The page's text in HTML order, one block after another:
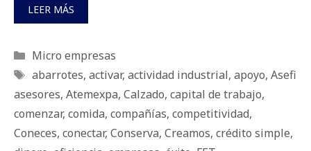
LEER MÁS
Categorías
Micro empresas
Etiquetas
abarrotes, activar, actividad industrial, apoyo, Asefi
asesores, Atemexpa, Calzado, capital de trabajo,
comenzar, comida, compañías, competitividad,
Coneces, conectar, Conserva, Creamos, crédito simple,